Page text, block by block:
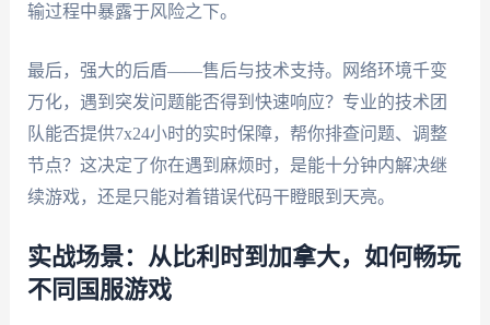
输过程中暴露于风险之下。
最后，强大的后盾——售后与技术支持。网络环境千变
万化，遇到突发问题能否得到快速响应？专业的技术团
队能否提供7x24小时的实时保障，帮你排查问题、调整
节点？这决定了你在遇到麻烦时，是能十分钟内解决继
续游戏，还是只能对着错误代码干瞪眼到天亮。
实战场景：从比利时到加拿大，如何畅玩
不同国服游戏